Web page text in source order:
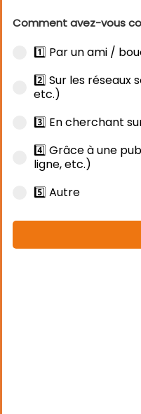
Comment avez-vous
1️⃣ Par un ami /
2️⃣ Sur les réseaux
etc.)
3️⃣ En cherchant
4️⃣ Grâce à une
ligne, etc.)
5️⃣ Autre